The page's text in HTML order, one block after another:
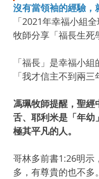
沒有當領袖的經驗，
「2021年幸福小組
牧師分享「福長生死
「福長」是幸福小
「我才信主不到兩
馮珮牧師提醒，聖
舌、耶利米是「年
極其平凡的人。
哥林多前書1:26明示
多，有尊貴的也不多